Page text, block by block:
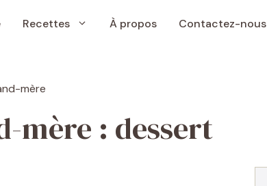
Recettes À propos Contactez-nous
mère : dessert